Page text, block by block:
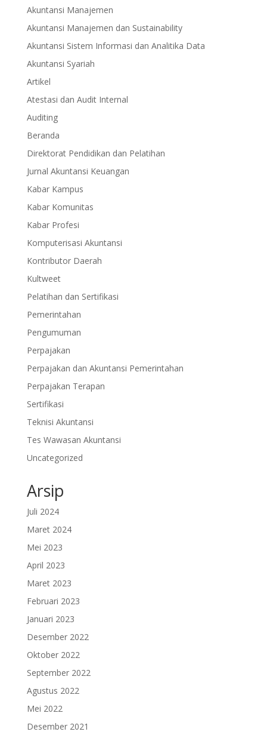
Akuntansi Manajemen
Akuntansi Manajemen dan Sustainability
Akuntansi Sistem Informasi dan Analitika Data
Akuntansi Syariah
Artikel
Atestasi dan Audit Internal
Auditing
Beranda
Direktorat Pendidikan dan Pelatihan
Jurnal Akuntansi Keuangan
Kabar Kampus
Kabar Komunitas
Kabar Profesi
Komputerisasi Akuntansi
Kontributor Daerah
Kultweet
Pelatihan dan Sertifikasi
Pemerintahan
Pengumuman
Perpajakan
Perpajakan dan Akuntansi Pemerintahan
Perpajakan Terapan
Sertifikasi
Teknisi Akuntansi
Tes Wawasan Akuntansi
Uncategorized
Arsip
Juli 2024
Maret 2024
Mei 2023
April 2023
Maret 2023
Februari 2023
Januari 2023
Desember 2022
Oktober 2022
September 2022
Agustus 2022
Mei 2022
Desember 2021